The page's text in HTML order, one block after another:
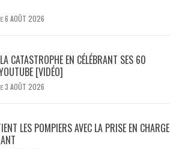
6 AOÛT 2026
CATASTROPHE EN CÉLÉBRANT SES 60
[VIDÉO]
3 AOÛT 2026
LES POMPIERS AVEC LA PRISE EN CHARGE